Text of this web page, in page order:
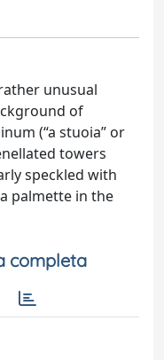
unusual
of
(“a stuoia” or
towers
speckled with
palmette in the
completa